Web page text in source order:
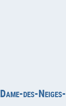
des-Neiges-